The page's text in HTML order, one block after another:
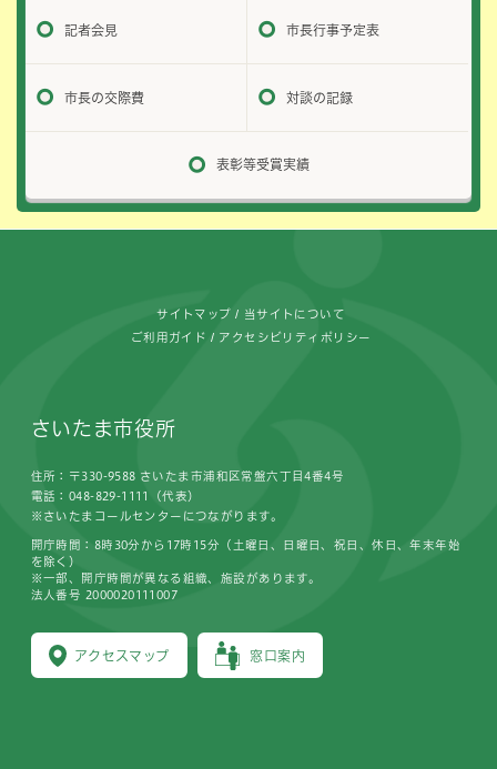
記者会見 市長行事予定表
市長の交際費 対談の記録
表彰等受賞実績
サイトマップ 当サイトについて
ご利用ガイド アクセシビリティポリシー
さいたま市役所
住所：〒330-9588 さいたま市浦和区常盤六丁目4番4号
電話：048-829-1111（代表）
※さいたまコールセンターにつながります。
アクセスマップ 窓口案内
開庁時間：8時30分から17時15分（土曜日、日曜日、祝日、休日、年末年始
を除く）
※一部、開庁時間が異なる組織、施設があります。
法人番号 2000020111007